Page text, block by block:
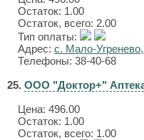
Остаток: 1.00
Остаток, всего: 2.00
Тип оплаты:
Адрес: с. Мало-
Телефоны: 38-40-68
25. ООО "Доктор+"
Цена: 496.00
Остаток: 1.00
Остаток, всего: 1.00